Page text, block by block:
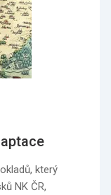
který
NK ČR,